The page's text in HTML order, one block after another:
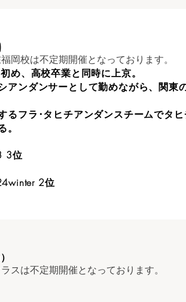
校は不定期開催となっております。
め、高校卒業と同時に上京。
アンダンサーとして勤めながら、関
るフラ･タヒチアンダンスチームでタ
3位
2位
は不定期開催となっております。